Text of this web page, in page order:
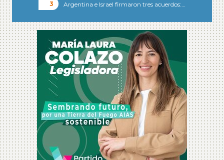
Argentina e Israel firmaron tres acuerdos:…